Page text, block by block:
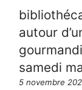
autour
samedi
5 novembre